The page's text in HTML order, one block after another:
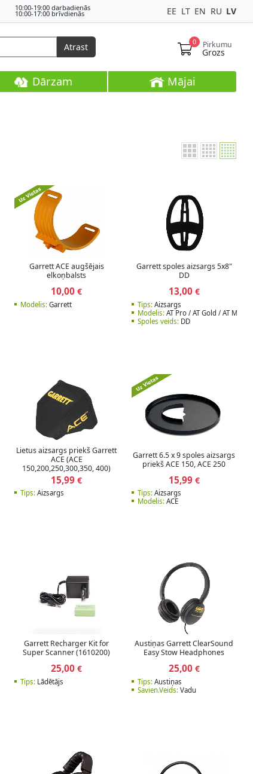
10:00-19:00 darbadienās
10:00-17:00 brīvdienās EE LT EN RU LV
0 Pirkumu
Grozs
Atrast
Dārzam Mājai
Garrett ACE augšējais
elkoņbalsts
10,00 €
Modelis:Garrett
Garrett spoles aizsargs 5x8"
DD
13,00€
Tips: Aizsargs
Modelis: AT Pro / AT Gold / AT Max
Spoles veids: DD
Lietus aizsargs priekš Garrett
ACE (ACE
150,200,250,300,350, 400)
Rain Cover
15,99 €
Tips:Aizsargs
Garrett 6.5 x 9 spoles aizsargs
priekš ACE 150, ACE 250
15,99€
Tips: Aizsargs
Modelis: ACE
Garrett Recharger Kit for
Super Scanner (1610200)
25,00 €
Tips:Lādētājs
Austiņas Garrett ClearSound
Easy Stow Headphones
25,00€
Tips: Austiņas
Savien.Veids: Vadu